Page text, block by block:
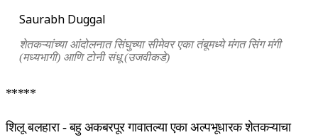
Saurabh Duggal
शेतकऱ्यांच्या आंदोलनात सिंघुच्या सीमेवर एका तंबूमध्ये मंगत सिंग मंगी
(मध्यभागी) आणि टोनी संधू (उजवीकडे)
*****
शिलू बलहारा - बहु अकबरपूर गावातल्या एका अल्पभूधारक शेतकऱ्याचा